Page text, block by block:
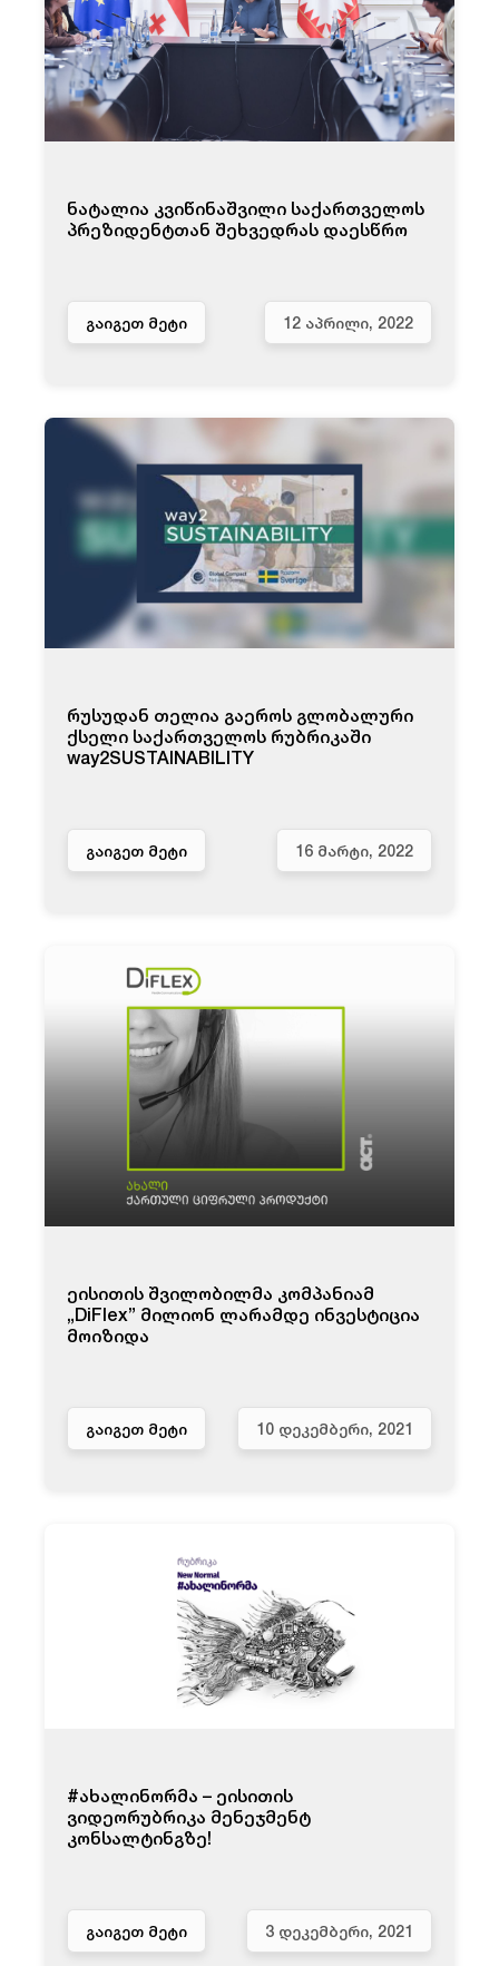
ნატალია კვიწინაშვილი საქართველოს
პრეზიდენტთან შეხვედრას დაესწრო
ᲒᲐᲘᲒᲔᲗ ᲛᲔᲢᲘ 12 ᲐᲞᲠᲘᲚᲘ, 2022
რუსუდან თელია გაეროს გლობალური
ქსელი საქართველოს რუბრიკაში
way2SUSTAINABILITY
ᲒᲐᲘᲒᲔᲗ ᲛᲔᲢᲘ 16 ᲛᲐᲠᲢᲘ, 2022
ეისითის შვილობილმა კომპანიამ
„DiFlex” მილიონ ლარამდე ინვესტიცია
მოიზიდა
ᲒᲐᲘᲒᲔᲗ ᲛᲔᲢᲘ 10 ᲓᲔᲙᲔᲛᲑᲔᲠᲘ, 2021
#ახალინორმა – ეისითის
ვიდეორუბრიკა მენეჯმენტ
კონსალტინგზე!
ᲒᲐᲘᲒᲔᲗ ᲛᲔᲢᲘ 3 ᲓᲔᲙᲔᲛᲑᲔᲠᲘ, 2021